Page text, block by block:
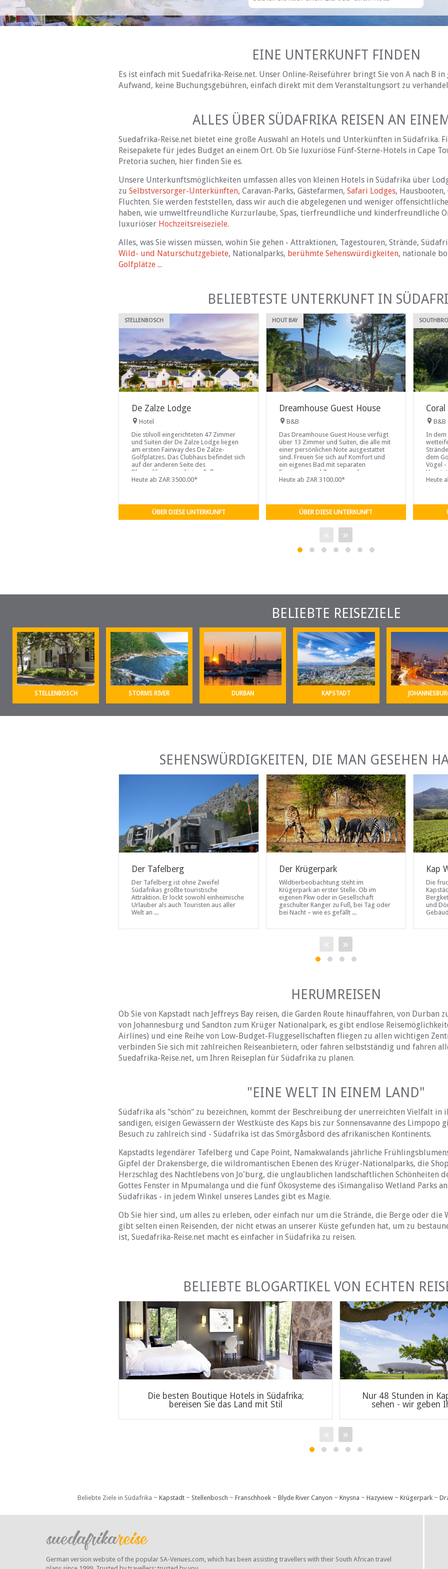
EINE UNTERKUNFT FINDEN
Es ist einfach mit Suedafrika-Reise.net. Unser Online-Reiseführer bringt Sie von A nach B in
Aufwand, keine Buchungsgebühren, einfach direkt mit dem Veranstaltungsort zu
ALLES ÜBER SÜDAFRIKA REISEN AN
Suedafrika-Reise.net bietet eine große Auswahl an Hotels und Unterkünften in Südafrika.
Reisepakete für jedes Budget an einem Ort. Ob Sie luxuriöse Fünf-Sterne-Hotels in Cape
Pretoria suchen, hier finden Sie es.
Unsere Unterkunftsmöglichkeiten umfassen alles von kleinen Hotels in Südafrika über
zu Selbstversorger-Unterkünften, Caravan-Parks, Gästefarmen, Safari Lodges,
Fluchten. Sie werden feststellen, dass wir auch die abgelegenen und weniger
haben, wie umweltfreundliche Kurzurlaube, Spas, tierfreundliche und kinderfreundliche
luxuriöser Hochzeitsreiseziele.
Alles, was Sie wissen müssen, wohin Sie gehen - Attraktionen, Tagestouren, Strände,
Wild- und Naturschutzgebiete, Nationalparks, berühmte Sehenswürdigkeiten, nationale
Golfplätze ...
BELIEBTESTE UNTERKUNFT IN
STELLENBOSCH
De Zalze Lodge
Hotel
Die stilvoll eingerichteten 47 Zimmer
und Suiten der De Zalze Lodge liegen
am ersten Fairway des De Zalze-
Golfplatzes. Das Clubhaus befindet sich
auf der anderen Seite des
Blaauwklippen und ist zu Fuß
erreichbar. Die Zimmer ...
Heute ab ZAR 3500.00*
ÜBER DIESE UNTERKUNFT
HOUT BAY
Dreamhouse Guest House
B&B
Das Dreamhouse Guest House verfügt
über 13 Zimmer und Suiten, die alle mit
einer persönlichen Note ausgestattet
sind. Freuen Sie sich auf Komfort und
ein eigenes Bad mit separaten
Eingängen und Zugang zu den
Außenbereichen.
Heute ab ZAR 3100.00*
ÜBER DIESE UNTERKUNFT
B&B
In dem
dem
Vögel
Das
Heute
« »
BELIEBTE REISEZIELE
STELLENBOSCH STORMS RIVER DURBAN KAPSTADT
SEHENSWÜRDIGKEITEN, DIE MAN GESEHEN
Der Tafelberg
Der Tafelberg ist ohne Zweifel
Südafrikas größte touristische
Attraktion. Er lockt sowohl einheimische
Urlauber als auch Touristen aus aller
Welt an ...
Der Krügerpark
Wildtierbeobachtung steht im
Krügerpark an erster Stelle. Ob im
eigenen Pkw oder in Gesellschaft
geschulter Ranger zu Fuß, bei Tag oder
bei Nacht – wie es gefällt ...
Kap
Die
und
« »
HERUMREISEN
Ob Sie von Kapstadt nach Jeffreys Bay reisen, die Garden Route hinauffahren, von Durban
von Johannesburg und Sandton zum Krüger Nationalpark, es gibt endlose
Airlines) und eine Reihe von Low-Budget-Fluggesellschaften fliegen zu allen wichtigen
verbinden Sie sich mit zahlreichen Reiseanbietern, oder fahren selbstständig und fahren
Suedafrika-Reise.net, um Ihren Reiseplan für Südafrika zu planen.
"EINE WELT IN EINEM LAND"
Südafrika als "schön" zu bezeichnen, kommt der Beschreibung der unerreichten Vielfalt in
sandigen, eisigen Gewässern der Westküste des Kaps bis zur Sonnensavanne des Limpopo
Besuch zu zahlreich sind - Südafrika ist das Smörgåsbord des afrikanischen Kontinents.
Kapstadts legendärer Tafelberg und Cape Point, Namakwalands jährliche
Gipfel der Drakensberge, die wildromantischen Ebenen des Krüger-Nationalparks, die
Herzschlag des Nachtlebens von Jo'burg, die unglaublichen landschaftlichen Schönheiten
Gottes Fenster in Mpumalanga und die fünf Ökosysteme des iSimangaliso Wetland Parks
Südafrikas - in jedem Winkel unseres Landes gibt es Magie.
Ob Sie hier sind, um alles zu erleben, oder einfach nur um die Strände, die Berge oder die
gibt selten einen Reisenden, der nicht etwas an unserer Küste gefunden hat, um zu
ist, Suedafrika-Reise.net macht es einfacher in Südafrika zu reisen.
BELIEBTE BLOGARTIKEL VON ECHTEN
Die besten Boutique Hotels in Südafrika;
bereisen Sie das Land mit Stil
Nur 48 Stunden in
sehen - wir geben
« »
Beliebte Ziele in Südafrika ~ Kapstadt~ Stellenbosch ~ Franschhoek~ Blyde River Canyon ~ Knysna ~ Hazyview~ Krügerpark~
German version website of the popular SA-Venues.com, which has been assisting travellers with their South African travel